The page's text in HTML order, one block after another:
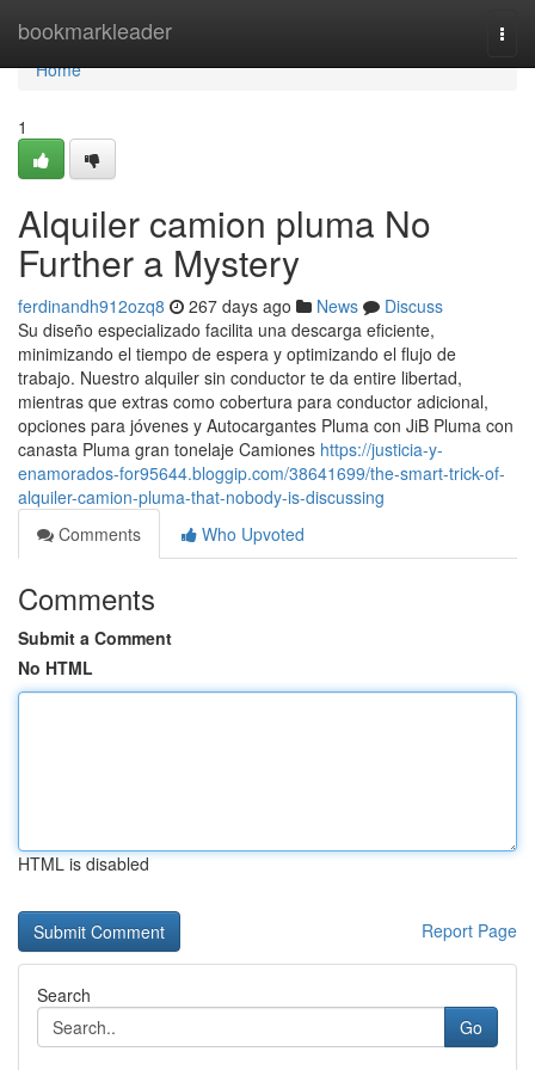
bookmarkleader
Home
Home
1
Alquiler camion pluma No
Further a Mystery
ferdinandh912ozq8 267 days ago News
Discuss
Su diseño especializado facilita una descarga eficiente,
minimizando el tiempo de espera y optimizando el flujo de
trabajo. Nuestro alquiler sin conductor te da entire libertad,
mientras que extras como cobertura para conductor adicional,
opciones para jóvenes y Autocargantes Pluma con JiB Pluma con
canasta Pluma gran tonelaje Camiones https://justicia-y-
enamorados-for95644.bloggip.com/38641699/the-smart-trick-of-
alquiler-camion-pluma-that-nobody-is-discussing
Comments
Who Upvoted
Comments
Submit a Comment
No HTML
HTML is disabled
Report Page
Search
Go